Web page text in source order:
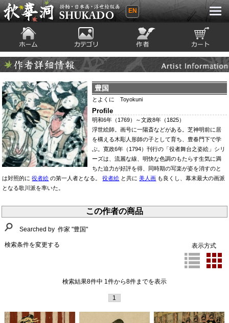
秋華洞 SHUKADO 掛軸・日本画・浮世
EN
ホーム カテゴリ 絵師 カート
作者詳細情報 豊国
とよくに Toyokuni
Profile
明和6年（1769）～文政8年（1825）
浮世絵師。画号に一陽斎などがある。芝神明前に居
を構える木彫人形師の子として育ち、豊春門下で学
ぶ。寛政6年（1794）刊行の「役者舞台之姿絵」シリ
ーズは、流麗な線、明快な色調のもたらす生気に満
ちた迫力が好評を得、同時期の写楽が姿を消すのと
は対照的に役者絵 の第一人者となる。役者絵 と共に美人画 も良くし、幕末最大の画派
となる歌川派を率いた。
この作者の商品
Searched by 作家 "豊国"
検索条件を変更する 表示方式
検索結果8件中 1件から8件までを表示
1